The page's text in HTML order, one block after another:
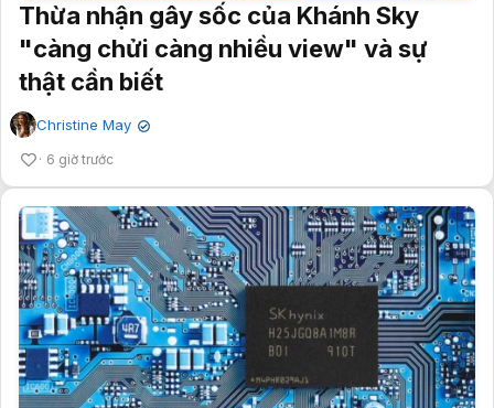
Thừa nhận gây sốc của Khánh Sky
"càng chửi càng nhiều view" và sự
thật cần biết
Christine May ✔
6 giờ trước